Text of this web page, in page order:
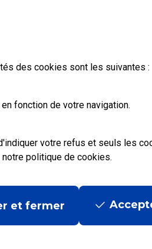
des cookies sont les suivantes :
fonction de votre navigation.
votre refus et seuls les
notre politique de cookies.
et fermer
contractuelles|Mentions légales|